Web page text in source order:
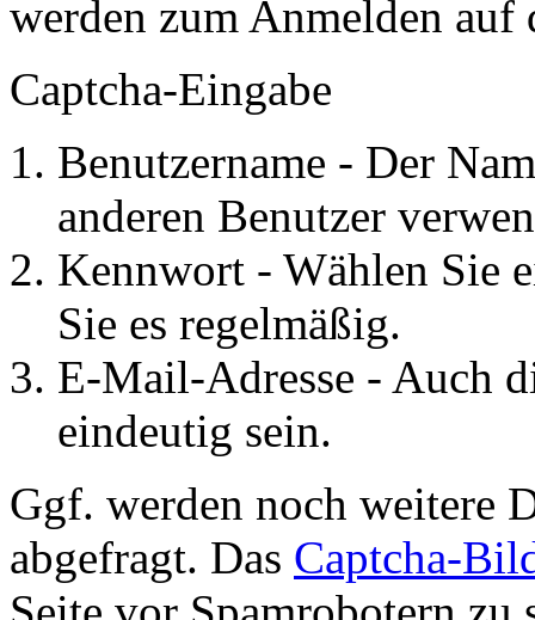
werden zum Anmelden auf
Captcha-Eingabe
Benutzername - Der
anderen Benutzer
Kennwort - Wählen Sie
Sie es regelmäßig.
E-Mail-Adresse - Auch
eindeutig sein.
Ggf. werden noch weitere
abgefragt. Das Captcha-